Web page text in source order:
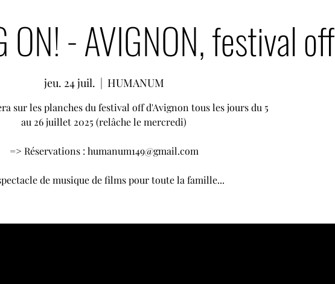
ON! - AVIGNON, festival off
jeu. 24 juil.
  |
HUMANUM
sur les planches du festival off d'Avignon tous les jours du 5
au 26 juillet 2025 (relâche le mercredi)
=> Réservations : humanum149@gmail.com
de musique de films pour toute la famille...